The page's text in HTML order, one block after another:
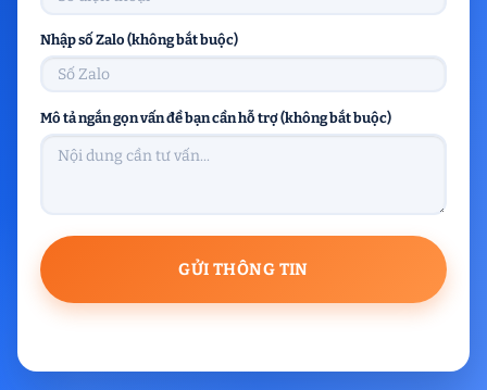
Nhập số Zalo (không bắt buộc)
Mô tả ngắn gọn vấn đề bạn cần hỗ trợ (không bắt buộc)